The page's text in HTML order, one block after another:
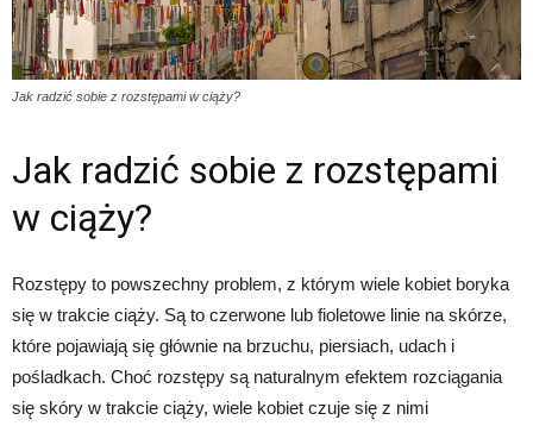
Jak radzić sobie z rozstępami w ciąży?
Jak radzić sobie z rozstępami
w ciąży?
Rozstępy to powszechny problem, z którym wiele kobiet boryka
się w trakcie ciąży. Są to czerwone lub fioletowe linie na skórze,
które pojawiają się głównie na brzuchu, piersiach, udach i
pośladkach. Choć rozstępy są naturalnym efektem rozciągania
się skóry w trakcie ciąży, wiele kobiet czuje się z nimi